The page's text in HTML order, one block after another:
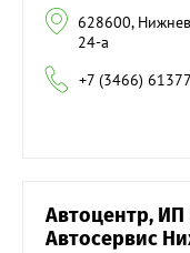
628600,
24-а
+7 (3466)
Автоцентр, ИП
Автосервис